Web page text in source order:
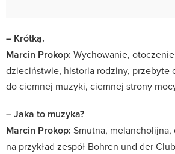
– Krótką.
Marcin Prokop: Wychowanie,
dzieciństwie, historia rodziny, przebyte
do ciemnej muzyki, ciemnej strony
– Jaka to muzyka?
Marcin Prokop: Smutna,
na przykład zespół Bohren und der